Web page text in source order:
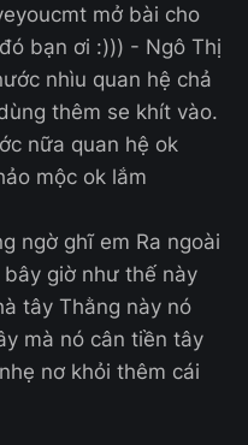
mở bài cho
bạn ơi :))) - Ngô Thị
nhìu quan hệ chả
thêm se khít vào.
nữa quan hệ ok
mộc ok lắm
ngờ ghĩ em Ra ngoài
giờ như thế này
tây Thằng này nó
mà nó cân tiền tây
nơ khỏi thêm cái